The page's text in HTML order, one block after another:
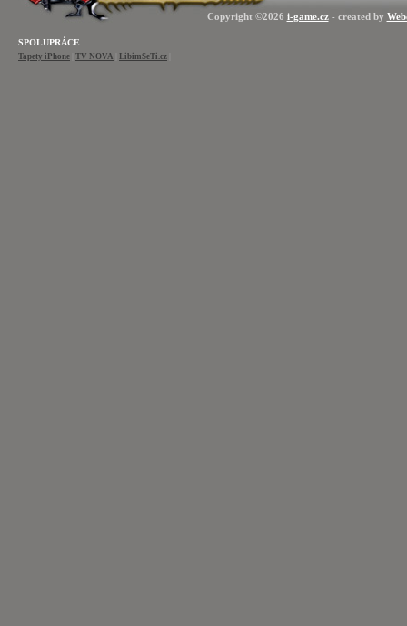
Copyright ©2026 i-game.cz- created by
SPOLUPRÁCE
Tapety iPhone TV NOVA LibimSeTi.cz